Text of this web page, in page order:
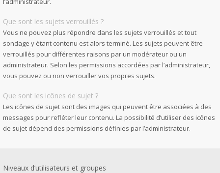
Que sont les sujets verrouillés ?
Vous ne pouvez plus répondre dans les sujets verrouillés et tout
sondage y étant contenu est alors terminé. Les sujets peuvent être
verrouillés pour différentes raisons par un modérateur ou un
administrateur. Selon les permissions accordées par l’administrateur,
vous pouvez ou non verrouiller vos propres sujets.
Que sont les icônes de sujet ?
Les icônes de sujet sont des images qui peuvent être associées à des
messages pour refléter leur contenu. La possibilité d’utiliser des icônes
de sujet dépend des permissions définies par l’administrateur.
Niveaux d’utilisateurs et groupes